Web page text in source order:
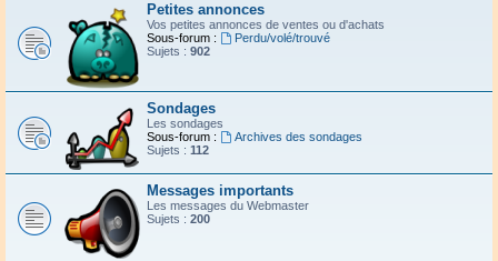
Petites annonces
Vos petites annonces de ventes ou d'achats
Sous-forum :
Perdu/volé/trouvé
Sujets : 902
Sondages
Les sondages
Sous-forum :
Archives des sondages
Sujets : 112
Messages importants
Les messages du Webmaster
Sujets : 200